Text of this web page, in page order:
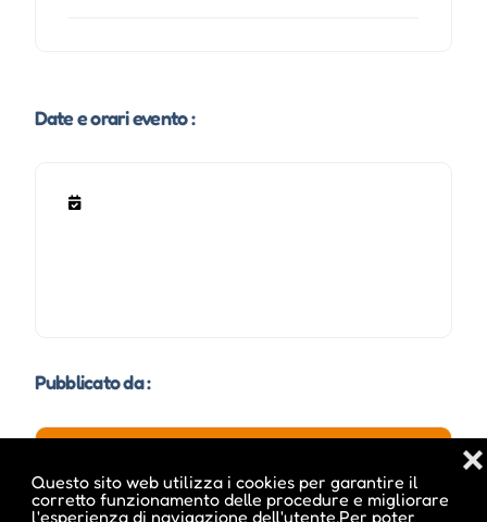
Questo sito web utilizza i cookies per garantire il
corretto funzionamento delle procedure e migliorare
l'esperienza di navigazione dell'utente.Per poter
❌
Date e orari evento :
Pubblicato da :
ale inside